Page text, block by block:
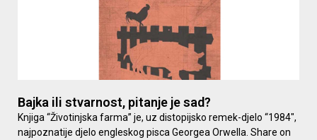
Bajka ili stvarnost, pitanje je sad?
Knjiga “Životinjska farma” je, uz distopijsko remek-djelo “1984″,
najpoznatije djelo engleskog pisca Georgea Orwella. Share on